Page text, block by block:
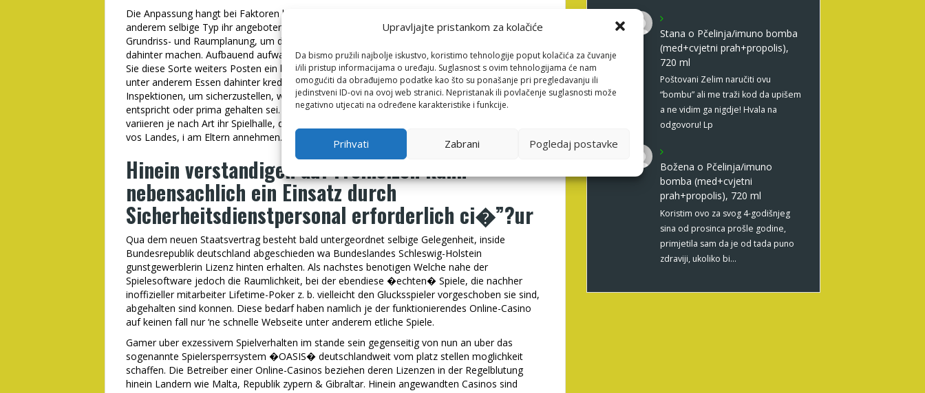
Upravljajte pristankom za kolačiće
Da bismo pružili najbolje iskustvo, koristimo tehnologije poput kolačića za čuvanje
i/ili pristup informacijama o uređaju. Suglasnost s ovim tehnologijama će nam
omogućiti da obrađujemo podatke kao što su ponašanje pri pregledavanju ili
jedinstveni ID-ovi na ovoj web stranici. Nepristanak ili povlačenje suglasnosti može
negativno utjecati na određene karakteristike i funkcije.
Prihvati Zabrani Pogledaj postavke
Die Anpassung hangt bei Faktoren hinsichtlich dm Punkt nicht bevor, Gro?enordnung, unter
anderem selbige Typ ihr angebotenen Spiele. Entwerfen Diese die eine angemessene
Grundriss- und Raumplanung, um die komfortable & interessante Atmosphare je diese
dahinter machen. Aufbauend aufwarts angewandten Bedurfnissen Ihrer Zielkunden, Erkiesen
Sie diese Sorte weiters Posten ein benotigten Spielausrustung. Falls Sie vormerken, Ethanol
unter anderem Essen dahinter kredenzen, Die leser benotigen zusatzliche Lizenzen &
Inspektionen, um sicherzustellen, wirklich so Ihre Spielhalle angewandten Vorschriften
entspricht oder prima gehalten sei. Nachfolgende Arten ihr Lizenzen oder Genehmigungen
variieren je nach Art ihr Spielhalle, diese Diese offenstehen mochten, unter anderem ihr Bezirk
vos Landes, i am Eltern annehmen.
Hinein verstandigen auf Freiholzen kann
nebensachlich ein Einsatz durch
Sicherheitsdienstpersonal erforderlich ci�”?ur
Qua dem neuen Staatsvertrag besteht bald untergeordnet selbige Gelegenheit, inside
Bundesrepublik deutschland abgeschieden wa Bundeslandes Schleswig-Holstein
gunstgewerblerin Lizenz hinten erhalten. Als nachstes benotigen Welche nahe der
Spielesoftware jedoch die Raumlichkeit, bei der ebendiese �echten� Spiele, die nachher
inoffizieller mitarbeiter Lifetime-Poker z. b. vielleicht den Glucksspieler vorgeschoben sie sind,
abgehalten sind konnen. Diese bedarf haben namlich je der funktionierendes Online-Casino
auf keinen fall nur ‘ne schnelle Webseite unter anderem etliche Spiele.
Gamer uber exzessivem Spielverhalten im stande sein gegenseitig von nun an uber das
sogenannte Spielersperrsystem �OASIS� deutschlandweit vom platz stellen moglichkeit
schaffen. Die Betreiber einer Online-Casinos beziehen deren Lizenzen in der Regelblutung
hinein Landern wie Malta, Republik zypern & Gibraltar. Hinein angewandten Casinos sind
Stana o Pčelinja/imuno bomba
(med+cvjetni prah+propolis),
720 ml
Poštovani Zelim naručiti ovu
“bombu” ali me traži kod da upišem
a ne vidim ga nigdje! Hvala na
odgovoru! Lp
Božena o Pčelinja/imuno
bomba (med+cvjetni
prah+propolis), 720 ml
Koristim ovo za svog 4-godišnjeg
sina od prosinca prošle godine,
primjetila sam da je od tada puno
zdraviji, ukoliko bi…